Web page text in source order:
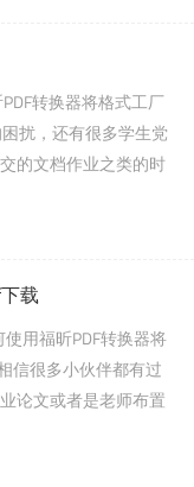
转换器将格式工厂
扰，还有很多学生党
的文档作业之类的时
载
用福昕PDF转换器将
信很多小伙伴都有过
论文或者是老师布置